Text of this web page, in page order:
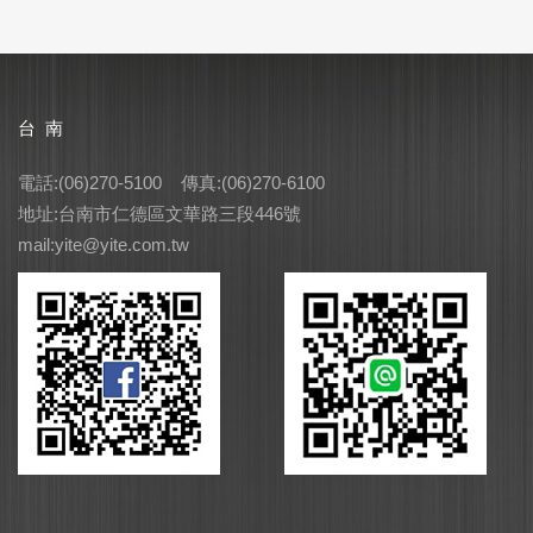
台 南
電話:(06)270-5100 傳真:(06)270-6100
地址:台南市仁德區文華路三段446號
mail:yite@yite.com.tw